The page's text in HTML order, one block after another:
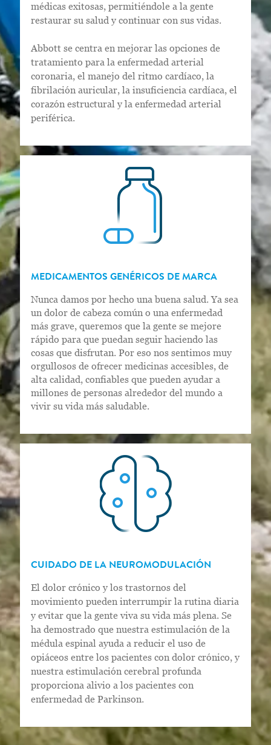
médicas exitosas, permitiéndole a la gente
restaurar su salud y continuar con sus vidas.
Abbott se centra en mejorar las opciones de
tratamiento para la enfermedad arterial
coronaria, el manejo del ritmo cardíaco, la
fibrilación auricular, la insuficiencia cardíaca, el
corazón estructural y la enfermedad arterial
periférica.
MEDICAMENTOS GENÉRICOS DE MARCA
Nunca damos por hecho una buena salud. Ya sea
un dolor de cabeza común o una enfermedad
más grave, queremos que la gente se mejore
rápido para que puedan seguir haciendo las
cosas que disfrutan. Por eso nos sentimos muy
orgullosos de ofrecer medicinas accesibles, de
alta calidad, confiables que pueden ayudar a
millones de personas alrededor del mundo a
vivir su vida más saludable.
CUIDADO DE LA NEUROMODULACIÓN
El dolor crónico y los trastornos del
movimiento pueden interrumpir la rutina diaria
y evitar que la gente viva su vida más plena. Se
ha demostrado que nuestra estimulación de la
médula espinal ayuda a reducir el uso de
opiáceos entre los pacientes con dolor crónico, y
nuestra estimulación cerebral profunda
proporciona alivio a los pacientes con
enfermedad de Parkinson.